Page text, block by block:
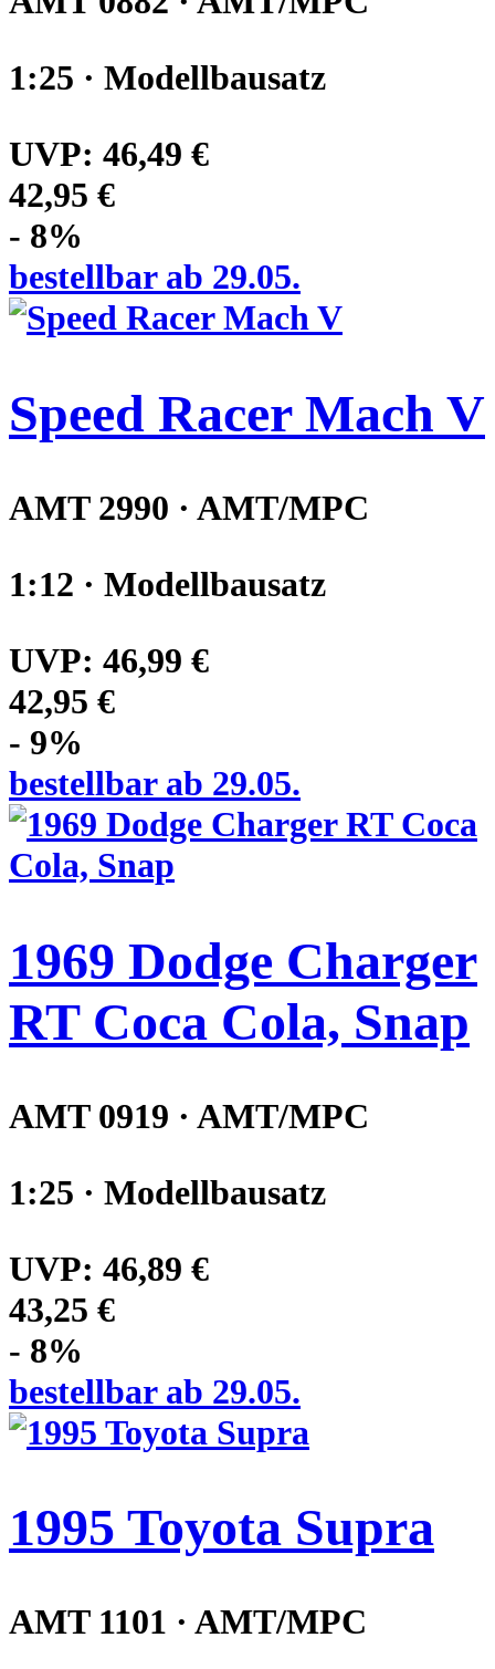
1:25 · Modellbausatz
UVP: 46,49 €
42,95 €
- 8%
bestellbar ab 29.05.
Speed Racer Mach V
AMT 2990 · AMT/MPC
1:12 · Modellbausatz
UVP: 46,99 €
42,95 €
- 9%
bestellbar ab 29.05.
1969 Dodge Charger
RT Coca Cola, Snap
AMT 0919 · AMT/MPC
1:25 · Modellbausatz
UVP: 46,89 €
43,25 €
- 8%
bestellbar ab 29.05.
1995 Toyota Supra
AMT 1101 · AMT/MPC